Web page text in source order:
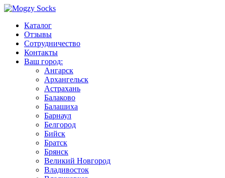
Каталог
Отзывы
Сотрудничество
Контакты
Ваш город:
Ангарск
Архангельск
Астрахань
Балаково
Балашиха
Барнаул
Белгород
Бийск
Братск
Брянск
Великий Новгород
Владивосток